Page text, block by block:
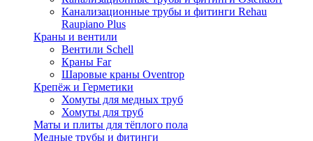
Канализационные трубы и фитинги Rehau
Raupiano Plus
Краны и вентили
Вентили Schell
Краны Far
Шаровые краны Oventrop
Крепёж и Герметики
Хомуты для медных труб
Хомуты для труб
Маты и плиты для тёплого пола
Медные трубы и фитинги